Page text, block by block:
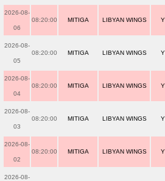
2026-08-
06
08:20:00 MITIGA LIBYAN WINGS
2026-08-
05
08:20:00 MITIGA LIBYAN WINGS
2026-08-
04
08:20:00 MITIGA LIBYAN WINGS
2026-08-
03
08:20:00 MITIGA LIBYAN WINGS
2026-08-
02
08:20:00 MITIGA LIBYAN WINGS
2026-08-